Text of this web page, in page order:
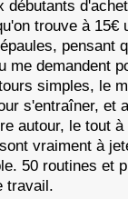
trouve à
pensant
me demandent
simples, le
s'entraîner, et
autour, le tout
vraiment à
50 routines et
travail.